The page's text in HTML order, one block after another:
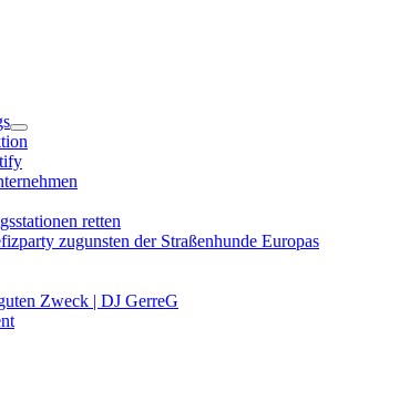
retten
zugunsten der Straßenhunde Europas
Zweck | DJ GerreG